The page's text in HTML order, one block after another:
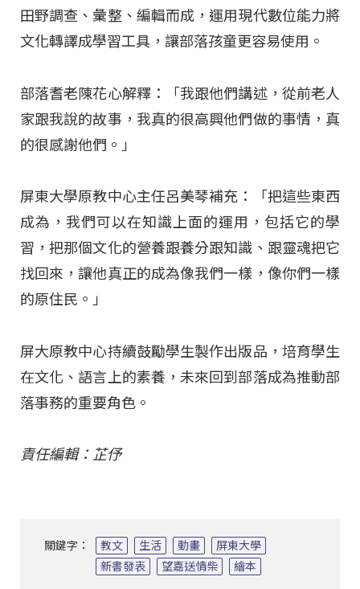
田野調查、彙整、編輯而成，運用現代數位能力將
文化轉譯成學習工具，讓部落孩童更容易使用。
部落耆老陳花心解釋：「我跟他們講述，從前老人
家跟我說的故事，我真的很高興他們做的事情，真
的很感謝他們。」
屏東大學原教中心主任呂美琴補充：「把這些東西
成為，我們可以在知識上面的運用，包括它的學
習，把那個文化的營養跟養分跟知識、跟靈魂把它
找回來，讓他真正的成為像我們一樣，像你們一樣
的原住民。」
屏大原教中心持續鼓勵學生製作出版品，培育學生
在文化、語言上的素養，未來回到部落成為推動部
落事務的重要角色。
責任編輯：芷伃
關鍵字： 教文 生活 動畫
屏東大學
新書發表
望嘉送情柴 繪本